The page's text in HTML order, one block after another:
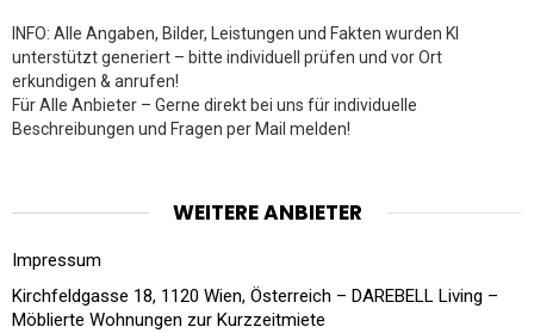
INFO: Alle Angaben, Bilder, Leistungen und Fakten wurden KI
unterstützt generiert – bitte individuell prüfen und vor Ort
erkundigen & anrufen!
Für Alle Anbieter – Gerne direkt bei uns für individuelle
Beschreibungen und Fragen per Mail melden!
WEITERE ANBIETER
Impressum
Kirchfeldgasse 18, 1120 Wien, Österreich – DAREBELL Living –
Möblierte Wohnungen zur Kurzzeitmiete